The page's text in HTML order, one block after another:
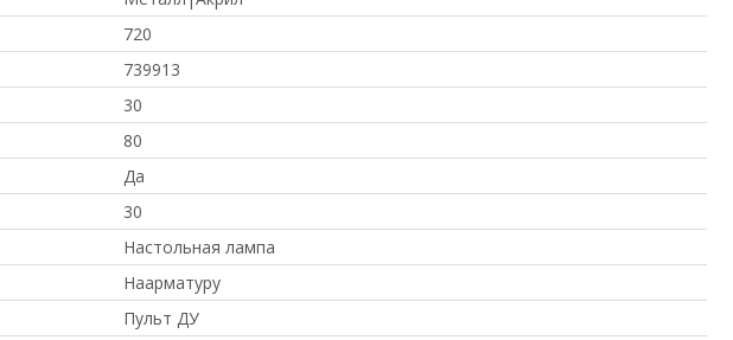
720
739913
30
80
Да
30
Настольная лампа
Наарматуру
Пульт ДУ